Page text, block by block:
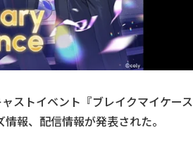
ストイベント『ブレイクマイケース
報、配信情報が発表された。